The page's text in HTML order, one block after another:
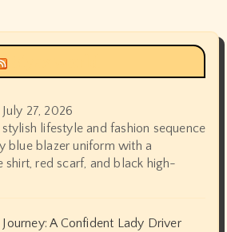
July 27, 2026
lifestyle and fashion sequence
blue blazer uniform with a
shirt, red scarf, and black high-
A Confident Lady Driver